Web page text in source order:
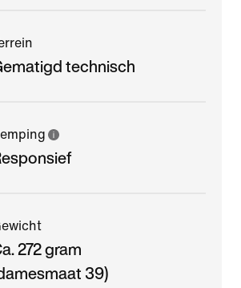
technisch
272 gram
39)